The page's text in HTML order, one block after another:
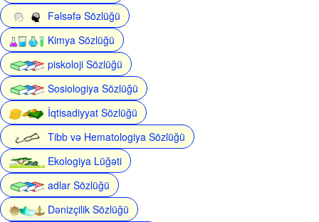
Fəlsəfə Sözlüğü
Kimya Sözlüğü
piskoloji Sözlüğü
Sosiologiya Sözlüğü
İqtisadiyyat Sözlüğü
Tibb və Hematologiya Sözlüğü
Ekologiya Lüğəti
adlar Sözlüğü
Dənizçilik Sözlüğü